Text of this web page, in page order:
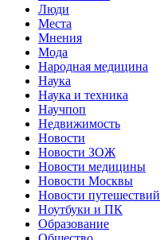
Люди
Места
Мнения
Мода
Народная медицина
Наука
Наука и техника
Научпоп
Недвижимость
Новости
Новости ЗОЖ
Новости медицины
Новости Москвы
Новости путешествий
Ноутбуки и ПК
Образование